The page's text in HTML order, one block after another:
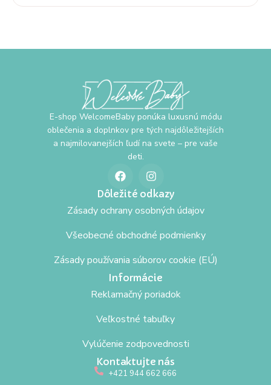
E-shop WelcomeBaby ponúka luxusnú módu
oblečenia a doplnkov pre tých najdôležitejších
a najmilovanejších ľudí na svete – pre vaše
deti.
Dôležité odkazy
Zásady ochrany osobných údajov
Všeobecné obchodné podmienky
Zásady používania súborov cookie (EÚ)
Informácie
Reklamačný poriadok
Veľkostné tabuľky
Vylúčenie zodpovednosti
Kontaktujte nás
+421 944 662 666